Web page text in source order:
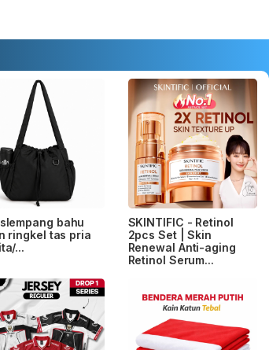
bahu
ringkel tas pria
...
SKINTIFIC - Retinol
2pcs Set | Skin
Renewal Anti-aging
Retinol Serum...